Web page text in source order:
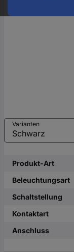
Varianten
Produkt-Art
Beleuchtungsart
Schaltstellung
Kontaktart
Anschluss